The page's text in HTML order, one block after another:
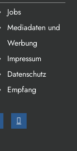
Jobs
Mediadaten und
Werbung
Impressum
Datenschutz
Empfang